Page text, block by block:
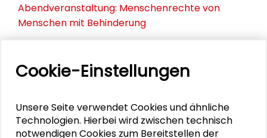
Abendveranstaltung: Menschenrechte von
Menschen mit Behinderung
Behinderung
Cookie-Einstellungen
Unsere Seite verwendet Cookies und ähnliche
Technologien. Hierbei wird zwischen technisch
notwendigen Cookies zum Bereitstellen der